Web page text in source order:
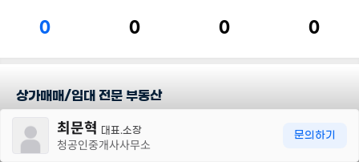
0 0 0 0
상가매매/임대 전문 부동산
담당지역최문혁 대표.소장
청공인중개사사무소
문의하기